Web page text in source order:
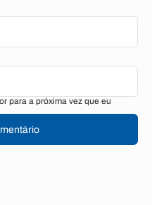
para a próxima vez que eu